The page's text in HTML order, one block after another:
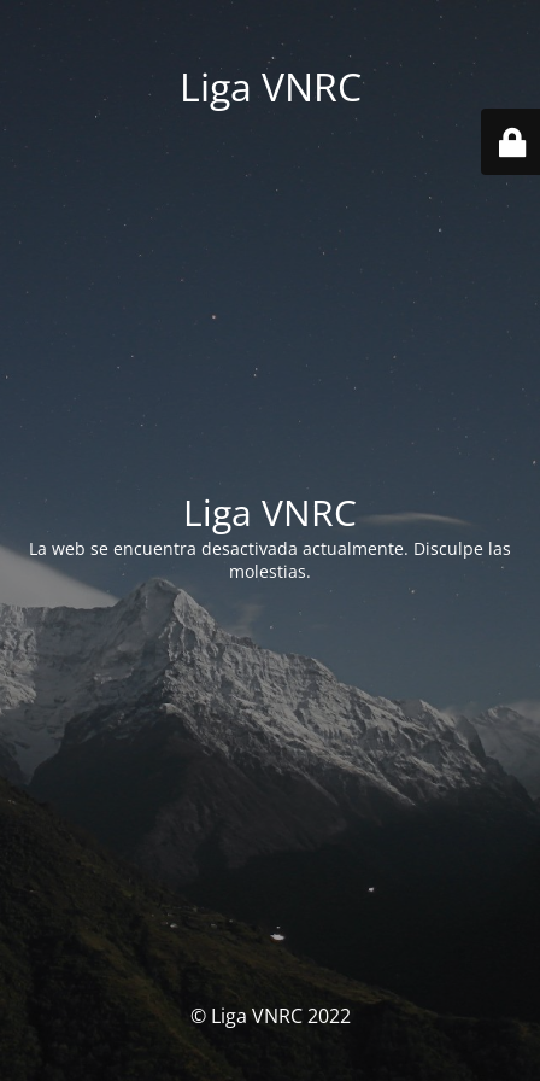
Liga VNRC
Liga VNRC
La web se encuentra desactivada actualmente. Disculpe las
molestias.
© Liga VNRC 2022